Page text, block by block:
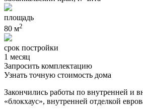
площадь
80 м2
срок постройки
1 месяц
Запросить комплектацию
Узнать точную стоимость дома
Закончились работы по внутренней и
«блокхаус», внутренней отделкой